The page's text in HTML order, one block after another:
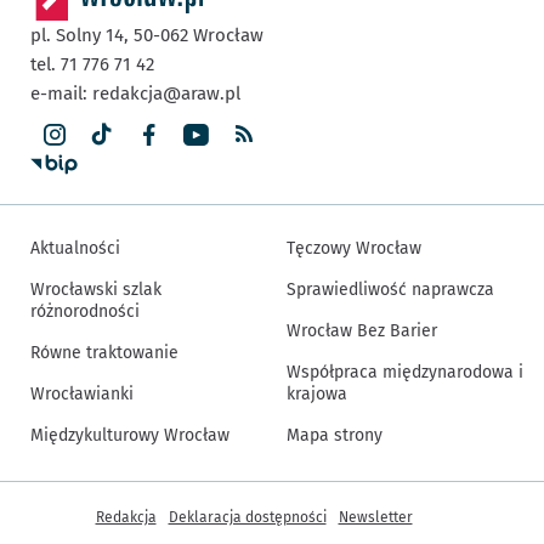
pl. Solny 14, 50-062 Wrocław
tel. 71 776 71 42
e-mail: redakcja@araw.pl
Aktualności
Wrocławski szlak
różnorodności
Równe traktowanie
Wrocławianki
Międzykulturowy Wrocław
Tęczowy Wrocław
Sprawiedliwość naprawcza
Wrocław Bez Barier
Współpraca międzynarodowa i
krajowa
Mapa strony
Inne informacje
Redakcja Deklaracja dostępności Newsletter